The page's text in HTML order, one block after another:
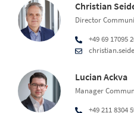
Christian
Director
+49 69 17095
Lucian Ackva
Manager
+49 211 8304